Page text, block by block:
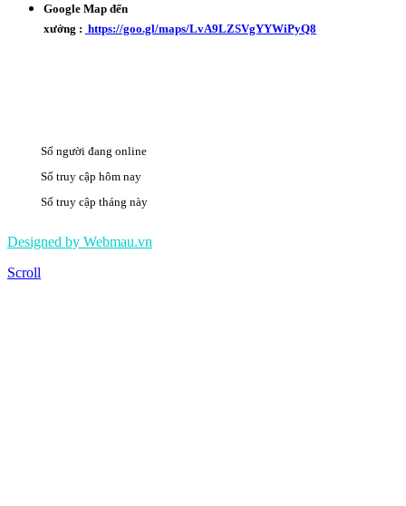
Google Map đến
xưởng : https://goo.gl/maps/LvA9LZSVgYYWiPyQ8
Số người đang online
Số truy cập hôm nay
Số truy cập tháng này
Designed by Webmau.vn
Scroll